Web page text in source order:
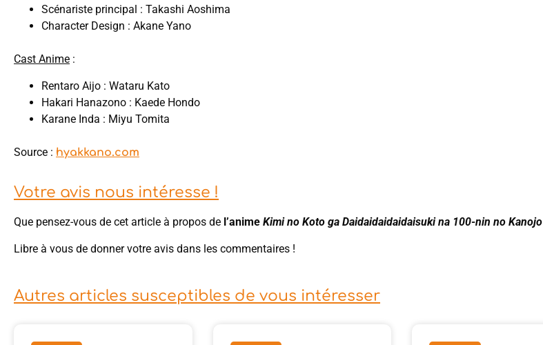
Scénariste principal : Takashi Aoshima
Character Design : Akane Yano
Cast Anime :
Rentaro Aijo : Wataru Kato
Hakari Hanazono : Kaede Hondo
Karane Inda : Miyu Tomita
Source : hyakkano.com
Votre avis nous intéresse !
Que pensez-vous de cet article à propos de l’anime Kimi no Koto ga Daidaidaidaidaisuki na 100-nin no Kanojo
Libre à vous de donner votre avis dans les commentaires !
Autres articles susceptibles de vous intéresser